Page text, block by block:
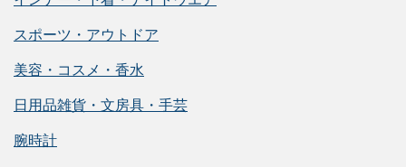
スポーツ・アウトドア
美容・コスメ・香水
日用品雑貨・文房具・手芸
腕時計